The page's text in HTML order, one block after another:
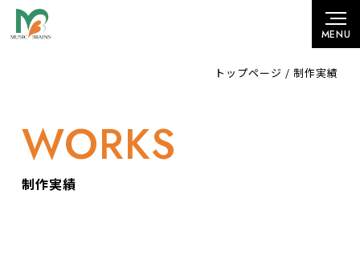
トップページ /制作実績
WORKS
制作実績